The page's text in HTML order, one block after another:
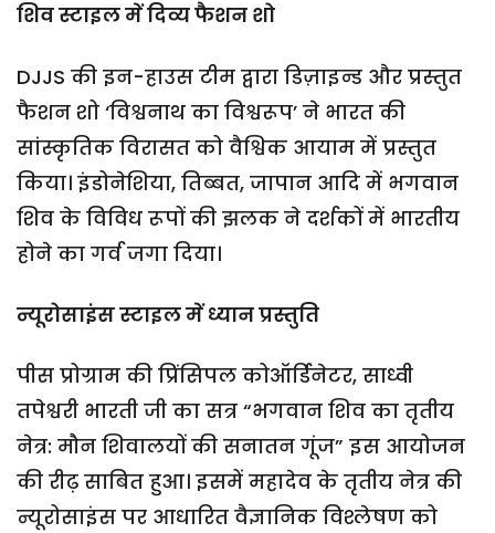
शिव स्टाइल में दिव्यफैशन शो
DJJS की इन-हाउस टीम द्वारा डिज़ाइन्ड और प्रस्तुत
फैशन शो ‘विश्वनाथ का विश्वरूप’ ने भारत की
सांस्कृतिक विरासत को वैश्विक आयाम में प्रस्तुत
किया। इंडोनेशिया, तिब्बत, जापान आदि में भगवान
शिव के विविध रूपों की झलक ने दर्शकों में भारतीय
होने का गर्व जगा दिया।
न्यूरोसाइंसस्टाइल मेंध्यान प्रस्तुति
पीस प्रोग्राम की प्रिंसिपल कोऑर्डिनेटर, साध्वी
तपेश्वरी भारती जी का सत्र “भगवान शिव का तृतीय
नेत्र: मौन शिवालयों की सनातन गूंज” इस आयोजन
की रीढ़ साबित हुआ। इसमें महादेव के तृतीय नेत्र की
न्यूरोसाइंस पर आधारित वैज्ञानिक विश्लेषण को